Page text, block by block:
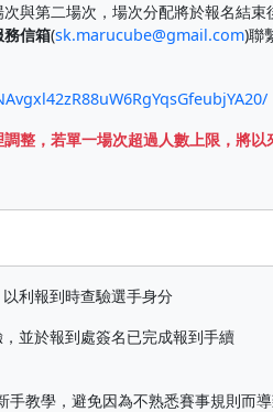
與第二場次，場次分配將於報名結
務信箱(sk.marucube@gmail.com)聯
整，若單一場次超過人數上限，將
利報到時查驗選手身分
並於報到處簽名已完成報到手續
教學，避免因為不熟悉賽事規則而